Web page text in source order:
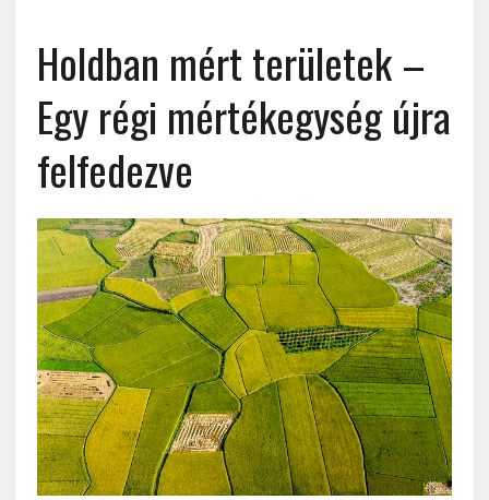
Holdban mért területek –
Egy régi mértékegység újra
felfedezve